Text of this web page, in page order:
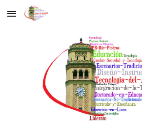
Skip to main content